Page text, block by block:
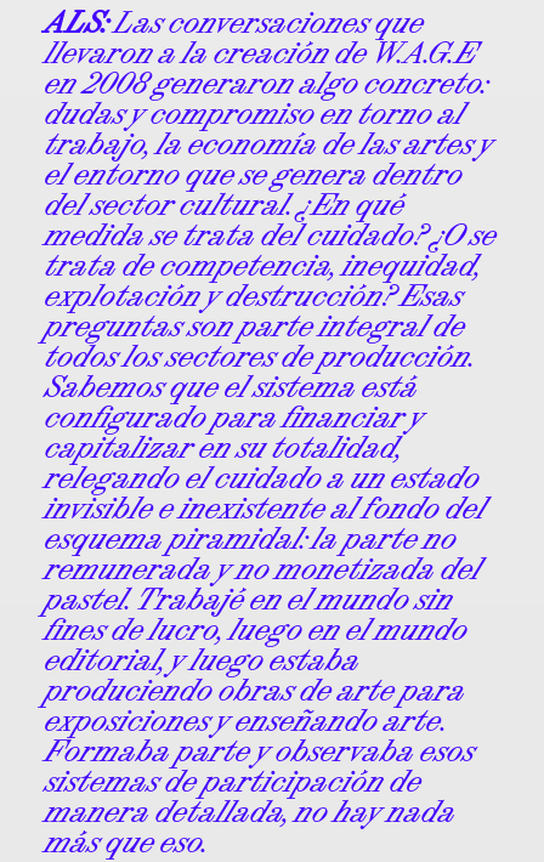
ALS:Las conversaciones que
llevaron a la creación de W.A.G.E
en 2008 generaron algo concreto:
dudas y compromiso en torno al
trabajo, la economía de las artes y
el entorno que se genera dentro
del sector cultural. ¿En qué
medida se trata del cuidado? ¿O se
trata de competencia, inequidad,
explotación y destrucción? Esas
preguntas son parte integral de
todos los sectores de producción.
Sabemos que el sistema está
configurado para financiar y
capitalizar en su totalidad,
relegando el cuidado a un estado
invisible e inexistente al fondo del
esquema piramidal: la parte no
remunerada y no monetizada del
pastel. Trabajé en el mundo sin
fines de lucro, luego en el mundo
editorial, y luego estaba
produciendo obras de arte para
exposiciones y enseñando arte.
Formaba parte y observaba esos
sistemas de participación de
manera detallada, no hay nada
más que eso.